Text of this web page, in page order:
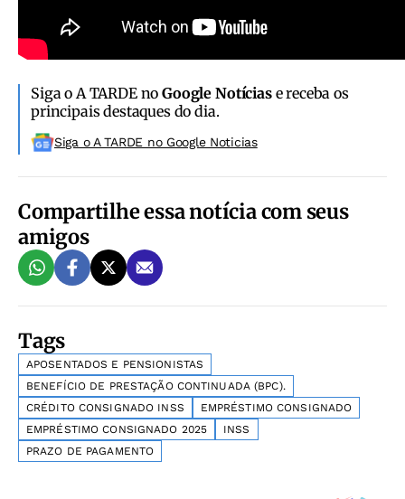
Siga o A TARDE noGoogle Notíciase receba os
principais destaques do dia.
Siga o A TARDE no Google Noticias
Compartilhe essa notícia com seus
amigos
Tags
APOSENTADOS E PENSIONISTAS
BENEFÍCIO DE PRESTAÇÃO CONTINUADA (BPC).
CRÉDITO CONSIGNADO INSS
EMPRÉSTIMO CONSIGNADO
EMPRÉSTIMO CONSIGNADO 2025
INSS
PRAZO DE PAGAMENTO